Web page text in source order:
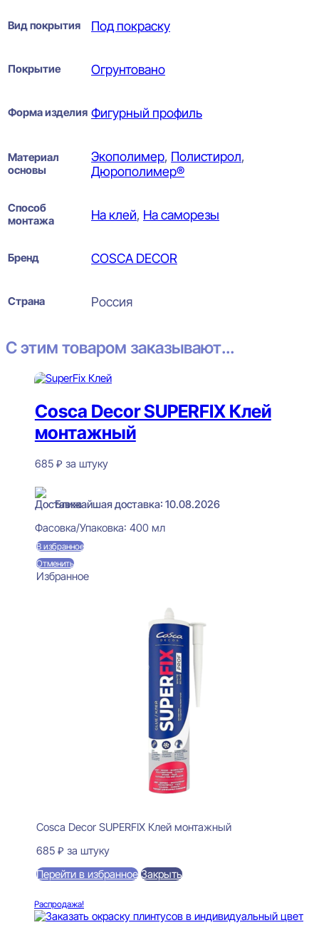
Вид покрытия Под покраску
Покрытие Огрунтовано
Форма изделия Фигурный профиль
Материал
основы
Экополимер, Полистирол,
Дюрополимер®
Способ
монтажа
На клей, На саморезы
Бренд COSCA DECOR
Страна Россия
С этим товаром заказывают...
Cosca Decor SUPERFIX Клей
монтажный
685 ₽ за штуку
Ближайшая доставка: 10.08.2026
Фасовка/Упаковка: 400 мл
В избранное
Отменить
Избранное
Cosca Decor SUPERFIX Клей монтажный
685 ₽ за штуку
Перейти в избранное Закрыть
Распродажа!